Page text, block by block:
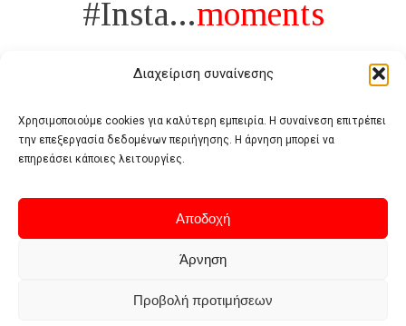
Διαχείριση συναίνεσης
Χρησιμοποιούμε cookies για καλύτερη εμπειρία. Η συναίνεση επιτρέπει
την επεξεργασία δεδομένων περιήγησης. Η άρνηση μπορεί να
επηρεάσει κάποιες λειτουργίες.
Αποδοχή
Άρνηση
Προβολή προτιμήσεων
#Insta...moments
Πολυτέλεια δεν είναι το αντίθετο της ανέχειας, είναι το αντίθετο της
Terms of use Privacy policy Cookie policy